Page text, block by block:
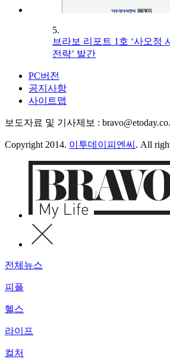
5.
브라보 리포트 1호 ‘사오정
전략’ 발간
PC버전
공지사항
사이트맵
보도자료 및 기사제보 :
Copyright 2014. 이투데이피엔씨 . All
전체뉴스
피플
헬스
라이프
컬처